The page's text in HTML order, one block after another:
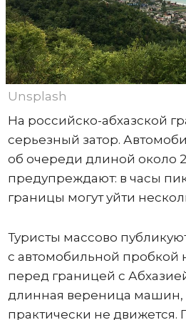
Unsplash
На российско-абхазской
серьезный затор.
об очереди длиной около
предупреждают: в часы
границы могут уйти
Туристы массово
с автомобильной пробкой
перед границей с
длинная вереница машин,
практически не движется.